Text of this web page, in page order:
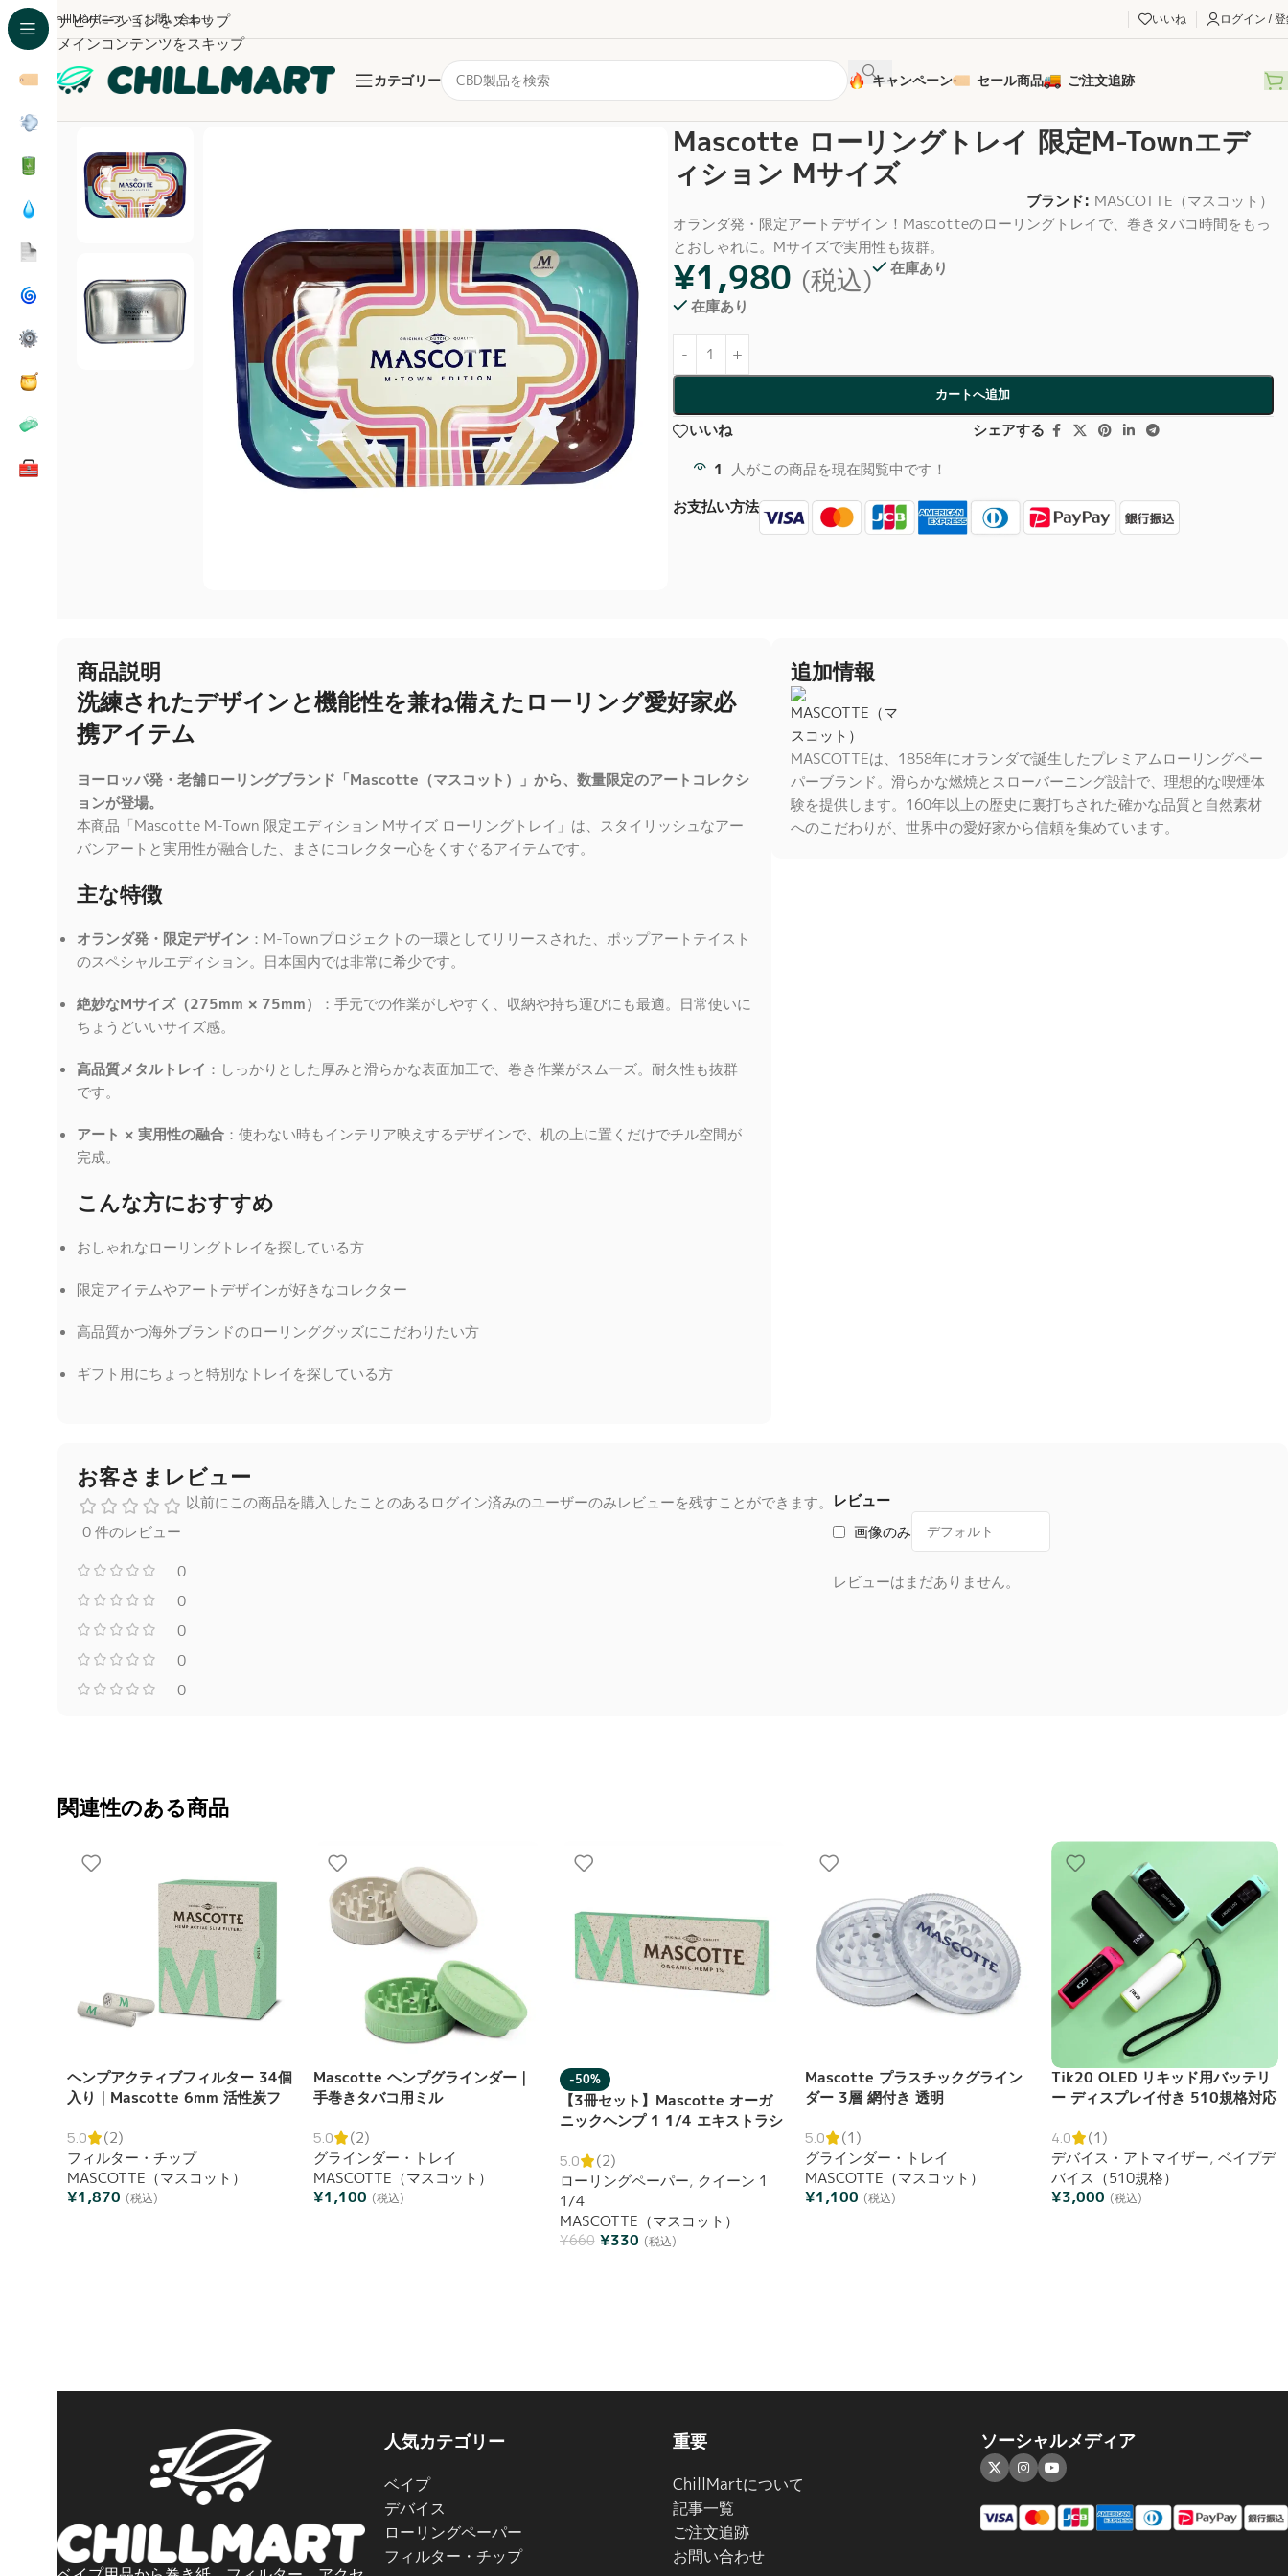
ナビゲーションをスキップ
メインコンテンツをスキップ
ChillMartについてお問い合わせ いいね ログイン /
カテゴリー キャンペーン セール商品 ご注文追跡
Mascotte ローリングトレイ 限定M-Townエデ
ィション Mサイズ
ブランド: MASCOTTE（マスコット）
オランダ発・限定アートデザイン！Mascotteのローリングトレイで、巻きタバコ時間をもっ
とおしゃれに。Mサイズで実用性も抜群。
¥1,980 (税込)
在庫あり
在庫あり
カートへ追加
いいね
シェアする
1
人がこの商品を現在閲覧中です！
お支払い方法
商品説明
洗練されたデザインと機能性を兼ね備えたローリング愛好家必
携アイテム
ヨーロッパ発・老舗ローリングブランド「Mascotte（マスコット）」から、数量限定のアートコレクシ
ョンが登場。
本商品「Mascotte M-Town 限定エディション Mサイズ ローリングトレイ」は、スタイリッシュなアー
バンアートと実用性が融合した、まさにコレクター心をくすぐるアイテムです。
主な特徴
オランダ発・限定デザイン ：M-Townプロジェクトの一環としてリリースされた、ポップアートテイスト
のスペシャルエディション。日本国内では非常に希少です。
絶妙なMサイズ（275mm × 75mm）
：手元での作業がしやすく、収納や持ち運びにも最適。日常使いに
ちょうどいいサイズ感。
高品質メタルトレイ ：しっかりとした厚みと滑らかな表面加工で、巻き作業がスムーズ。耐久性も抜群
です。
アート × 実用性の融合 ：使わない時もインテリア映えするデザインで、机の上に置くだけでチル空間が
完成。
こんな方におすすめ
おしゃれなローリングトレイを探している方
限定アイテムやアートデザインが好きなコレクター
高品質かつ海外ブランドのローリンググッズにこだわりたい方
ギフト用にちょっと特別なトレイを探している方
追加情報
MASCOTTEは、1858年にオランダで誕生したプレミアムローリングペー
パーブランド。滑らかな燃焼とスローバーニング設計で、理想的な喫煙体
験を提供します。160年以上の歴史に裏打ちされた確かな品質と自然素材
へのこだわりが、世界中の愛好家から信頼を集めています。
お客さまレビュー
0 件のレビュー
0
0
0
0
0
レビュー
画像のみ
レビューはまだありません。
以前にこの商品を購入したことのあるログイン済みのユーザーのみレビューを残すことができます。
関連性のある商品
ヘンプアクティブフィルター 34個
入り｜Mascotte 6mm 活性炭フ
5.0
(2)
フィルター・チップ
MASCOTTE（マスコット）
¥1,870 (税込)
Mascotte ヘンプグラインダー｜
手巻きタバコ用ミル
5.0
(2)
グラインダー・トレイ
MASCOTTE（マスコット）
¥1,100 (税込)
-50%
【3冊セット】Mascotte オーガ
ニックヘンプ 1 1/4 エキストラシ
巻紙 ブックレット
5.0
(2)
ローリングペーパー, クイーン 1
1/4
MASCOTTE（マスコット）
¥660 ¥330 (税込)
Mascotte プラスチックグライン
ダー 3層 網付き 透明
5.0
(1)
グラインダー・トレイ
MASCOTTE（マスコット）
¥1,100 (税込)
Tik20 OLED リキッド用バッテリ
ー ディスプレイ付き 510規格対応
4.0
(1)
デバイス・アトマイザー, ベイプデ
バイス（510規格）
¥3,000 (税込)
人気カテゴリー
ベイプ
デバイス
ローリングペーパー
フィルター・チップ
重要
ChillMartについて
記事一覧
ご注文追跡
お問い合わせ
ソーシャルメディア